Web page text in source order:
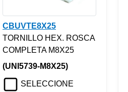
CBUVTE8X25
TORNILLO HEX. ROSCA
COMPLETA M8X25
(UNI5739-M8X25)
SELECCIONE